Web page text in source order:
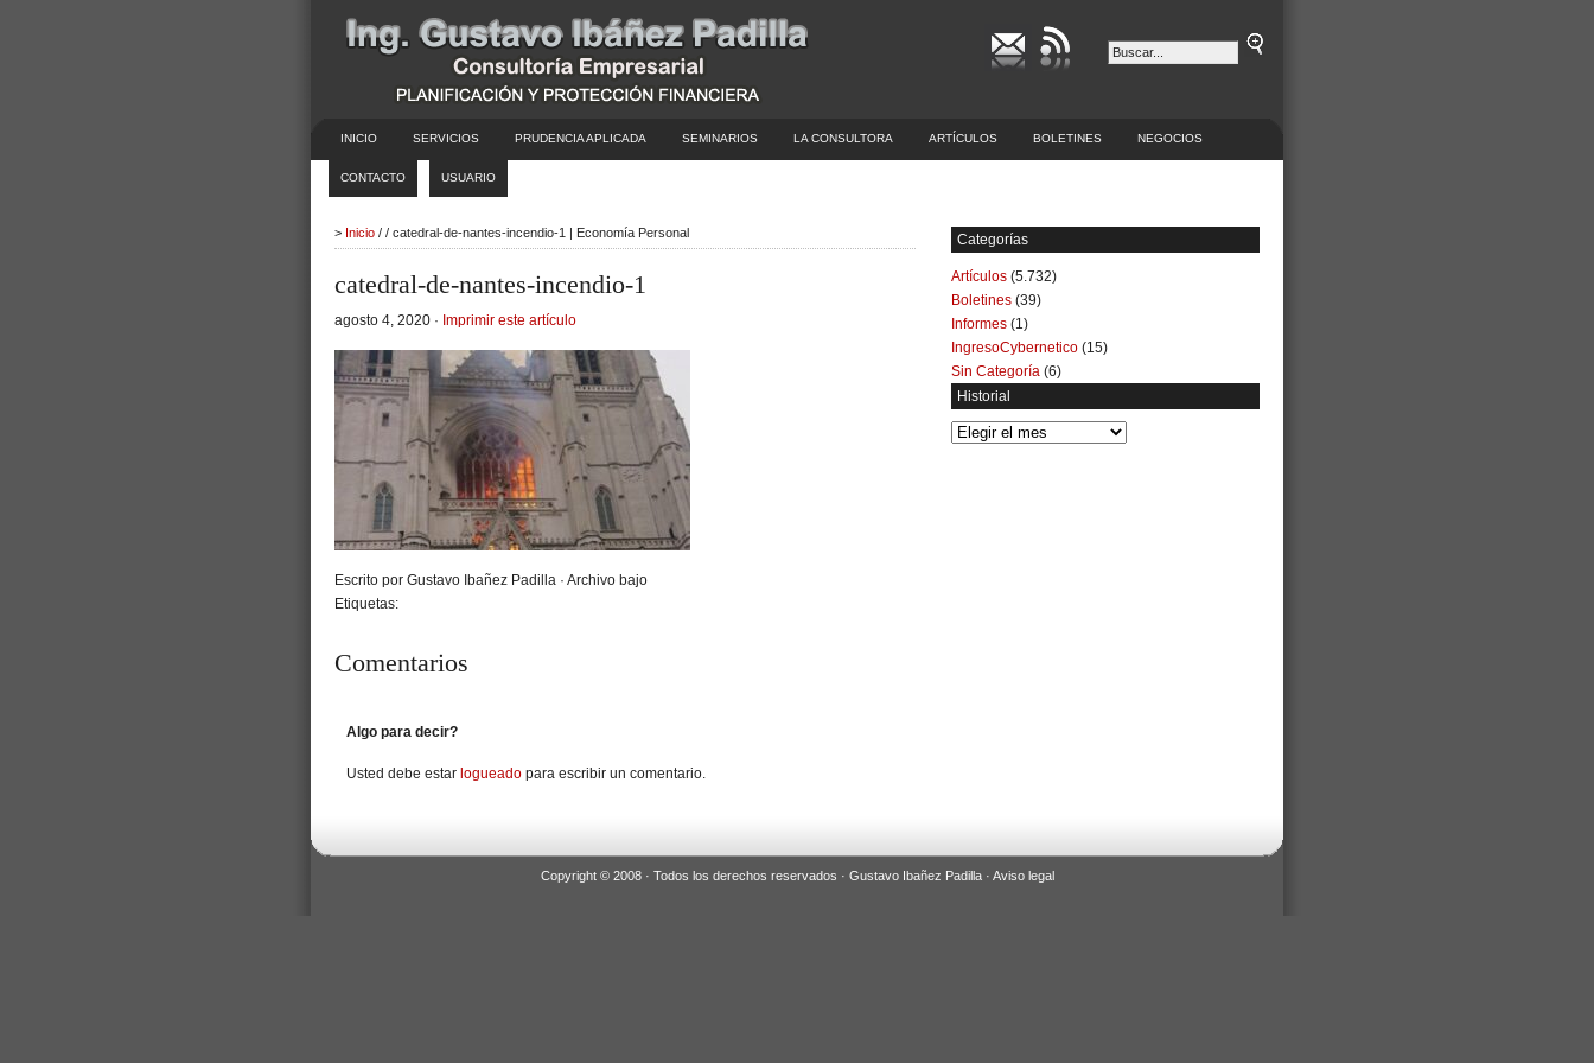
INICIO SERVICIOS PRUDENCIA APLICADA SEMINARIOS LA CONSULTORA ARTÍCULOS BOLETINES NEGOCIOS
CONTACTO USUARIO
> Inicio / / catedral-de-nantes-incendio-1 | Economía Personal
catedral-de-nantes-incendio-1
agosto 4, 2020 · Imprimir este artículo
Escrito por Gustavo Ibañez Padilla · Archivo bajo
Etiquetas:
Comentarios
Algo para decir?
Usted debe estar logueado para escribir un comentario.
Categorías
Artículos (5.732)
Boletines (39)
Informes (1)
IngresoCybernetico (15)
Sin Categoría (6)
Historial
Historial
Copyright © 2008 · Todos los derechos reservados · Gustavo Ibañez Padilla · Aviso legal